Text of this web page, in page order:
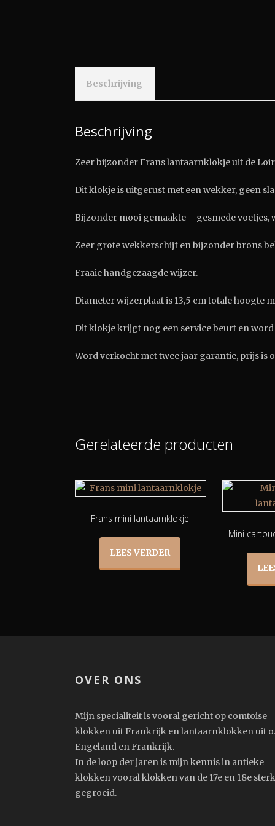
Beschrijving
Beschrijving
Zeer bijzonder Frans lantaarnklokje uit de
Dit klokje is uitgerust met een wekker, geen
Bijzonder mooi gemaakte – gesmede
Zeer grote wekkerschijf en bijzonder brons
Fraaie handgezaagde wijzer.
Diameter wijzerplaat is 13,5 cm totale hoogte
Dit klokje krijgt nog een service beurt en
Word verkocht met twee jaar garantie, prijs is
Gerelateerde producten
Frans mini lantaarnklokje
LEES VERDER
Mini
OVER ONS
Mijn specialiteit is vooral gericht op comtoise
klokken uit Frankrijk en lantaarnklokken uit
Engeland en Frankrijk.
In de loop der jaren is mijn kennis in antieke
klokken vooral klokken van de 17e en 18e sterk
gegroeid.